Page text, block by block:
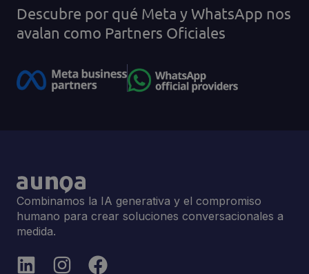
Descubre por qué Meta y WhatsApp nos
avalan como Partners Oficiales
Combinamos la IA generativa y el compromiso
humano para crear soluciones conversacionales a
medida.